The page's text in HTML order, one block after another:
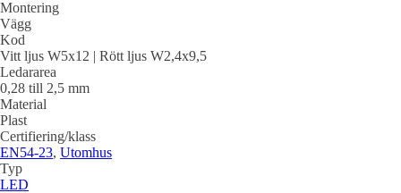
Montering
Vägg
Kod
Vitt ljus W5x12 | Rött ljus W2,4x9,5
Ledararea
0,28 till 2,5 mm
Material
Plast
Certifiering/klass
EN54-23, Utomhus
Typ
LED